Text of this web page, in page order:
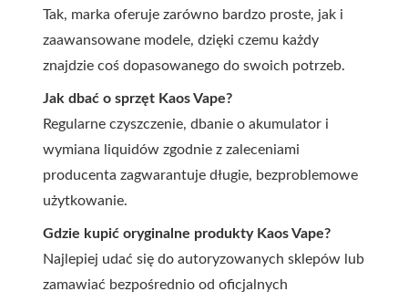
Tak, marka oferuje zarówno bardzo proste, jak i
zaawansowane modele, dzięki czemu każdy
znajdzie coś dopasowanego do swoich potrzeb.
Jak dbać o sprzęt Kaos Vape?
Regularne czyszczenie, dbanie o akumulator i
wymiana liquidów zgodnie z zaleceniami
producenta zagwarantuje długie, bezproblemowe
użytkowanie.
Gdzie kupić oryginalne produkty Kaos Vape?
Najlepiej udać się do autoryzowanych sklepów lub
zamawiać bezpośrednio od oficjalnych